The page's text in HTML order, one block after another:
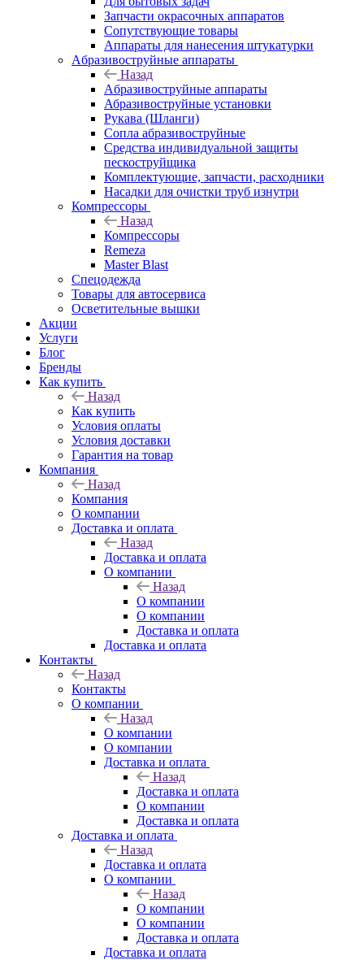
Запчасти окрасочных аппаратов
Сопутствующие товары
Аппараты для нанесения штукатурки
Aбразивоструйные аппараты
Назад
Aбразивоструйные аппараты
Абразивоструйные установки
Рукава (Шланги)
Сопла абразивоструйные
Средства индивидуальной защиты
пескоструйщика
Комплектующие, запчасти, расходники
Насадки для очистки труб изнутри
Компрессоры
Назад
Компрессоры
Remeza
Master Blast
Спецодежда
Товары для автосервиса
Осветительные вышки
Акции
Услуги
Блог
Бренды
Как купить
Назад
Как купить
Условия оплаты
Условия доставки
Гарантия на товар
Компания
Назад
Компания
О компании
Доставка и оплата
Назад
Доставка и оплата
О компании
Назад
О компании
О компании
Доставка и оплата
Доставка и оплата
Контакты
Назад
Контакты
О компании
Назад
О компании
О компании
Доставка и оплата
Назад
Доставка и оплата
О компании
Доставка и оплата
Доставка и оплата
Назад
Доставка и оплата
О компании
Назад
О компании
О компании
Доставка и оплата
Доставка и оплата